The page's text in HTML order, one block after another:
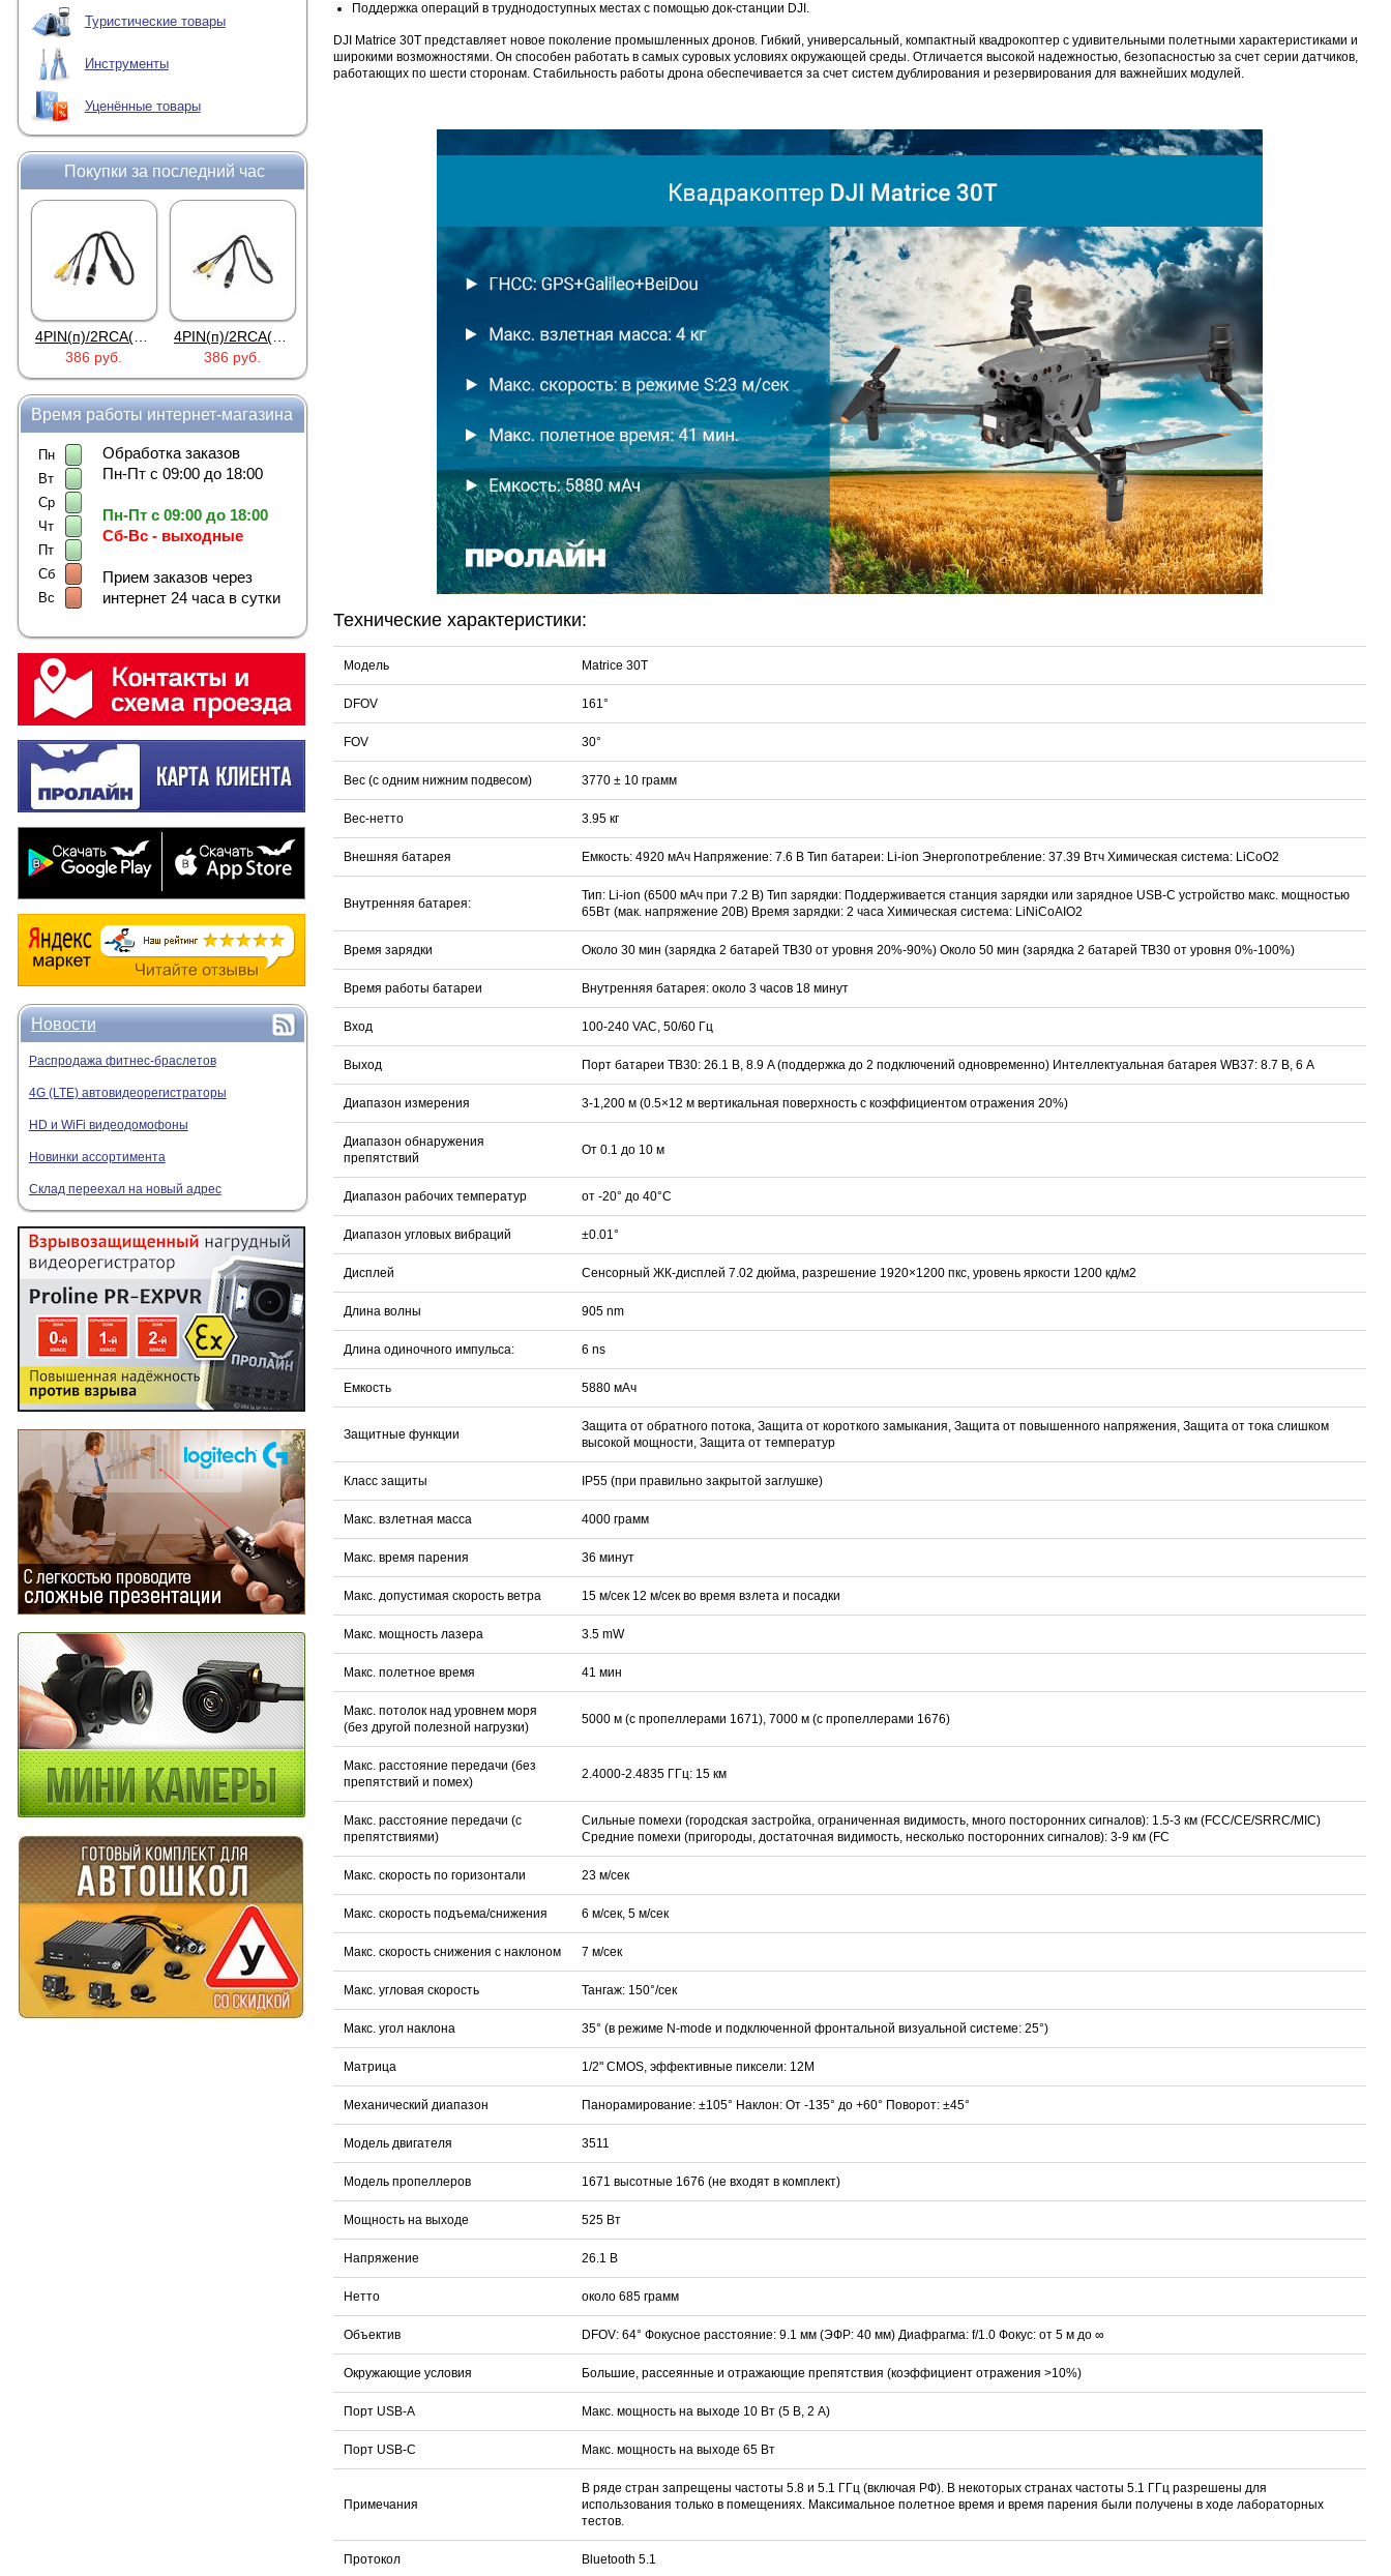
Туристические товары
Инструменты
Уценённые товары
Покупки за последний час
4PIN(п)/2RCA(м)+DJK-11(п)
386 руб.
4PIN(п)/2RCA(п)+DJK-11(п)
386 руб.
DJK-11Y(1м-4п) U3-1Y
206 руб.
Proline HA-CB01
4 452 руб.
Proline PR-LED0503F2AA RED
250 руб.
Карта EM Marine (тонкая)
30 руб.
EM-Marine N006BB
137 руб.
BL-5C 3.7В/2000мАч
323 руб.
Время работы интернет-магазина
Пн
Вт
Ср
Чт
Пт
Сб
Вс
Обработка заказов
Пн-Пт с 09:00 до 18:00
Пн-Пт с 09:00 до 18:00
Сб-Вс - выходные
Прием заказов через
интернет 24 часа в сутки
Новости
Распродажа фитнес-браслетов
4G (LTE) автовидеорегистраторы
HD и WiFi видеодомофоны
Новинки ассортимента
Склад переехал на новый адрес
Поддержка операций в труднодоступных местах с помощью док-станции DJI.
DJI Matrice 30Т представляет новое поколение промышленных дронов. Гибкий, универсальный, компактный квадрокоптер с удивительными полетными характеристиками и
широкими возможностями. Он способен работать в самых суровых условиях окружающей среды. Отличается высокой надежностью, безопасностью за счет серии датчиков,
работающих по шести сторонам. Стабильность работы дрона обеспечивается за счет систем дублирования и резервирования для важнейших модулей.
Технические характеристики:
Модель Matrice 30T
DFOV 161°
FOV 30°
Вес (с одним нижним подвесом) 3770 ± 10 грамм
Вес-нетто 3.95 кг
Внешняя батарея Емкость: 4920 мАч Напряжение: 7.6 В Тип батареи: Li-ion Энергопотребление: 37.39 Втч Химическая система: LiCoO2
Внутренняя батарея:
Тип: Li-ion (6500 мАч при 7.2 В) Тип зарядки: Поддерживается станция зарядки или зарядное USB-C устройство макс. мощностью
65Вт (мак. напряжение 20В) Время зарядки: 2 часа Химическая система: LiNiCoAIO2
Время зарядки Около 30 мин (зарядка 2 батарей TB30 от уровня 20%-90%) Около 50 мин (зарядка 2 батарей TB30 от уровня 0%-100%)
Время работы батареи Внутренняя батарея: около 3 часов 18 минут
Вход 100-240 VAC, 50/60 Гц
Выход Порт батареи TB30: 26.1 В, 8.9 A (поддержка до 2 подключений одновременно) Интеллектуальная батарея WB37: 8.7 В, 6 A
Диапазон измерения 3-1,200 м (0.5×12 м вертикальная поверхность с коэффициентом отражения 20%)
Диапазон обнаружения
препятствий
От 0.1 до 10 м
Диапазон рабочих температур от -20° до 40°C
Диапазон угловых вибраций ±0.01°
Дисплей Сенсорный ЖК-дисплей 7.02 дюйма, разрешение 1920×1200 пкс, уровень яркости 1200 кд/м2
Длина волны 905 nm
Длина одиночного импульса: 6 ns
Емкость 5880 мАч
Защитные функции
Защита от обратного потока, Защита от короткого замыкания, Защита от повышенного напряжения, Защита от тока слишком
высокой мощности, Защита от температур
Класс защиты IP55 (при правильно закрытой заглушке)
Макс. взлетная масса 4000 грамм
Макс. время парения 36 минут
Макс. допустимая скорость ветра 15 м/сек 12 м/сек во время взлета и посадки
Макс. мощность лазера 3.5 mW
Макс. полетное время 41 мин
Макс. потолок над уровнем моря
(без другой полезной нагрузки)
5000 м (с пропеллерами 1671), 7000 м (с пропеллерами 1676)
Макс. расстояние передачи (без
препятствий и помех)
2.4000-2.4835 ГГц: 15 км
Макс. расстояние передачи (с
препятствиями)
Сильные помехи (городская застройка, ограниченная видимость, много посторонних сигналов): 1.5-3 км (FCC/CE/SRRC/MIC)
Средние помехи (пригороды, достаточная видимость, несколько посторонних сигналов): 3-9 км (FC
Макс. скорость по горизонтали 23 м/сек
Макс. скорость подъема/снижения 6 м/сек, 5 м/сек
Макс. скорость снижения с наклоном 7 м/сек
Макс. угловая скорость Тангаж: 150°/сек
Макс. угол наклона 35° (в режиме N-mode и подключенной фронтальной визуальной системе: 25°)
Матрица 1/2" CMOS, эффективные пиксели: 12M
Механический диапазон Панорамирование: ±105° Наклон: От -135° до +60° Поворот: ±45°
Модель двигателя 3511
Модель пропеллеров 1671 высотные 1676 (не входят в комплект)
Мощность на выходе 525 Вт
Напряжение 26.1 В
Нетто около 685 грамм
Объектив DFOV: 64° Фокусное расстояние: 9.1 мм (ЭФР: 40 мм) Диафрагма: f/1.0 Фокус: от 5 м до ∞
Окружающие условия Большие, рассеянные и отражающие препятствия (коэффициент отражения >10%)
Порт USB-A Макс. мощность на выходе 10 Вт (5 В, 2 A)
Порт USB-C Макс. мощность на выходе 65 Вт
Примечания
В ряде стран запрещены частоты 5.8 и 5.1 ГГц (включая РФ). В некоторых странах частоты 5.1 ГГц разрешены для
использования только в помещениях. Максимальное полетное время и время парения были получены в ходе лабораторных
тестов.
Протокол Bluetooth 5.1